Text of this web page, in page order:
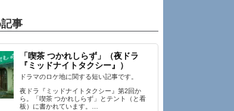
事
「喫茶 つかれしらず」（夜ドラ
『ミッドナイトタクシー』）
ドラマのロケ地に関する短い記事です。
夜ドラ『ミッドナイトタクシー』第2回か
ら。「喫茶 つかれしらず」とテント（と看
板）に書かれています。…